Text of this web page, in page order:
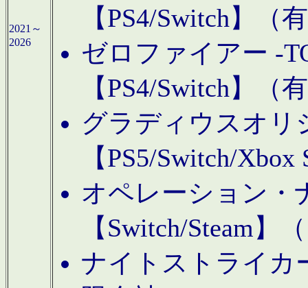
2021～
2026
【PS4/Switch】（
ゼロファイアー -
【PS4/Switch】（
グラディウスオリ
【PS5/Switch/
オペレーション・
【Switch/Steam】
ナイトストライカ